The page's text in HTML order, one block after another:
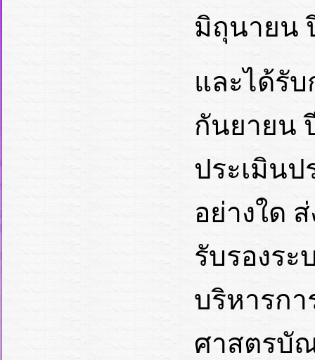
มิถุนายน
และได้รับ
กันยายน
ประเมิน
อย่างใด
รับรองร
บริหารก
ศาสตรบั